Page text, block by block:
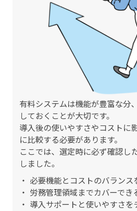
有料システムは機能が豊富な分
しておくことが大切です。
導入後の使いやすさやコストに
に比較する必要があります。
ここでは、選定時に必ず確認し
しました。
必要機能とコストのバランス
労務管理領域までカバーでき
導入サポートと使いやすさを